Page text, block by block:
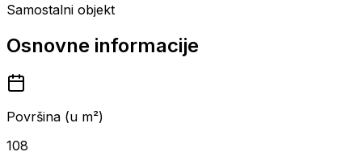
Samostalni objekt
Osnovne informacije
Površina (u m²)
108